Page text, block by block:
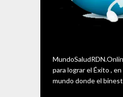
para lograr el Éxito ,
mundo donde el